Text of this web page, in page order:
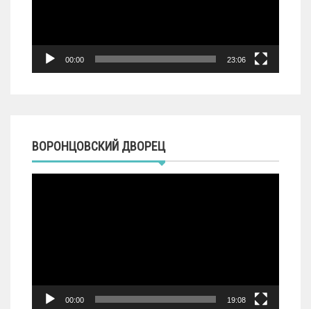
00:00 23:06
ВОРОНЦОВСКИЙ ДВОРЕЦ
00:00 19:08